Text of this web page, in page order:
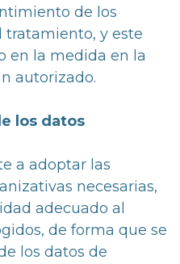
de los
tratamiento, y este
en la medida en la
autorizado.
los datos
a adoptar las
necesarias,
adecuado al
de forma que se
los datos de